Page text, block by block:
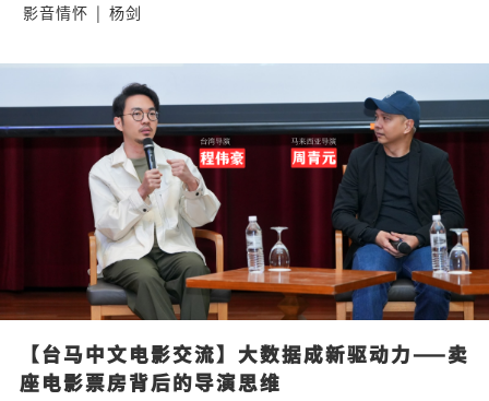
影音情怀 | 杨剑
【台马中文电影交流】大数据成新驱动力——卖
座电影票房背后的导演思维